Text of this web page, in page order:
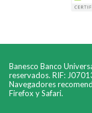
Banesco Banco
reservados. RIF:
Navegadores
Firefox y Safari.